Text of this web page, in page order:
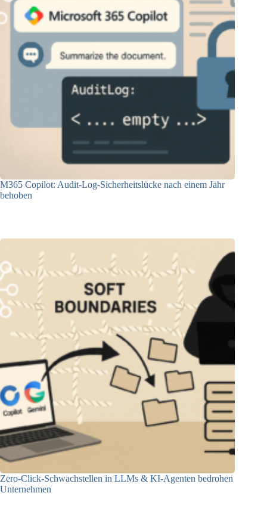
M365 Copilot: Audit-Log-Sicherheitslücke nach einem Jahr
behoben
Zero-Click-Schwachstellen in LLMs & KI-Agenten bedrohen
Unternehmen